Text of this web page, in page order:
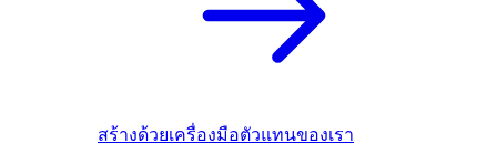
สร้างด้วยเครื่องมือตัวแทนของเรา